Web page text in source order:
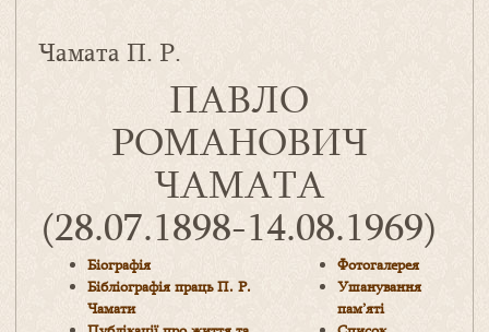
Чамата П. Р.
ПАВЛО
РОМАНОВИЧ
ЧАМАТА
(28.07.1898-14.08.1969)
Біографія
Бібліографія праць П. Р.
Чамати
Фотогалерея
Ушанування
пам’яті